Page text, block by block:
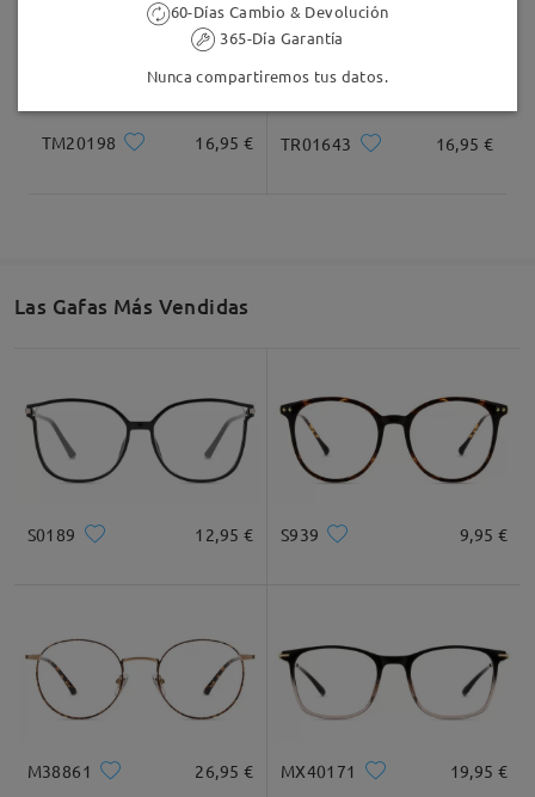
TM20198 16,95 € TR01643 16,95 €
Las Gafas Más Vendidas
S0189 12,95 € S939 9,95 €
M38861 26,95 € MX40171 19,95 €
60-Días Cambio & Devolución
365-Día Garantía
Nunca compartiremos tus datos.